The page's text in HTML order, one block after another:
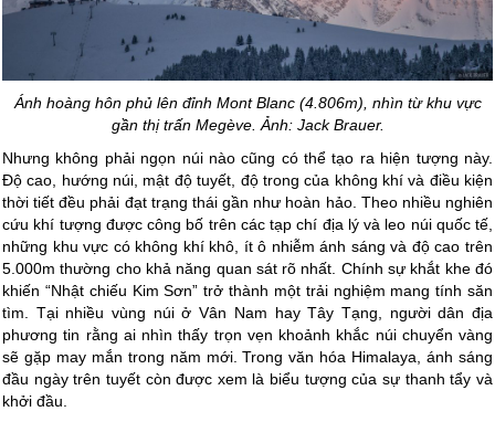
Ánh hoàng hôn phủ lên đỉnh Mont Blanc (4.806m), nhìn từ khu vực
gần thị trấn Megève. Ảnh: Jack Brauer.
Nhưng không phải ngọn núi nào cũng có thể tạo ra hiện tượng này.
Độ cao, hướng núi, mật độ tuyết, độ trong của không khí và điều kiện
thời tiết đều phải đạt trạng thái gần như hoàn hảo. Theo nhiều nghiên
cứu khí tượng được công bố trên các tạp chí địa lý và leo núi quốc tế,
những khu vực có không khí khô, ít ô nhiễm ánh sáng và độ cao trên
5.000m thường cho khả năng quan sát rõ nhất. Chính sự khắt khe đó
khiến “Nhật chiếu Kim Sơn” trở thành một trải nghiệm mang tính săn
tìm. Tại nhiều vùng núi ở Vân Nam hay Tây Tạng, người dân địa
phương tin rằng ai nhìn thấy trọn vẹn khoảnh khắc núi chuyển vàng
sẽ gặp may mắn trong năm mới. Trong văn hóa Himalaya, ánh sáng
đầu ngày trên tuyết còn được xem là biểu tượng của sự thanh tẩy và
khởi đầu.